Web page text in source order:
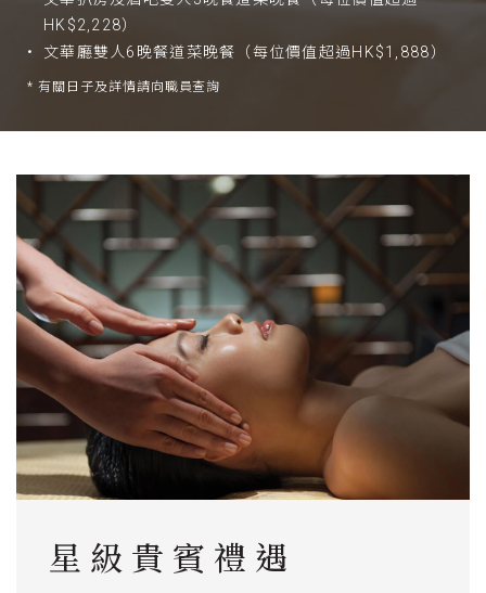
HK$2,228）
文華廳雙人6晚餐道菜晚餐（每位價值超過HK$1,888）
* 有關日子及詳情請向職員查詢
星級貴賓禮遇